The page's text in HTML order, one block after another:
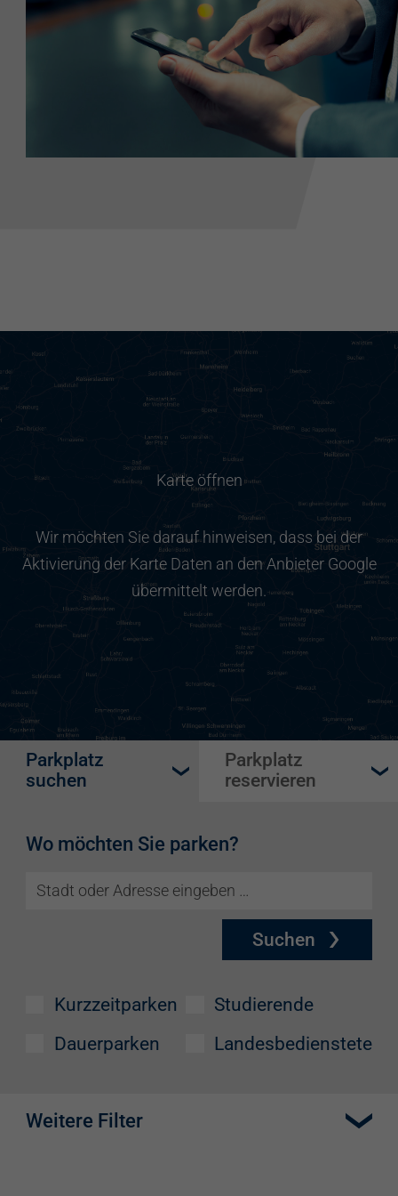
Karte öffnen
Wir möchten Sie darauf hinweisen, dass bei der
Aktivierung der Karte Daten an den Anbieter Google
übermittelt werden.
Parkplatz
suchen
Parkplatz
reservieren
Wo möchten Sie parken?
Suchen
Kurzzeitparken
Dauerparken
Studierende
Landesbedienstete
Weitere Filter